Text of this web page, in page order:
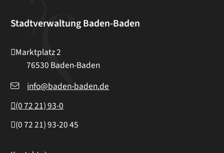
Stadtverwaltung Baden-Baden
Marktplatz 2
76530 Baden-Baden
info@baden-baden.de
(07221) 93-0
(07221) 93-2045